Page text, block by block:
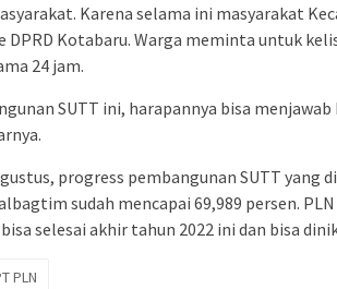
Karena selama ini masyarakat
DPRD Kotabaru. Warga meminta untuk
24 jam.
SUTT ini, harapannya bisa
progress pembangunan SUTT yang
sudah mencapai 69,989 persen.
selesai akhir tahun 2022 ini dan bisa
PLN